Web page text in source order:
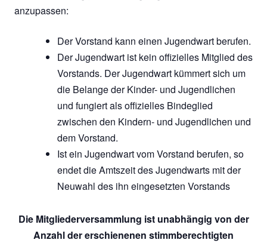
anzupassen:
Der Vorstand kann einen Jugendwart berufen.
Der Jugendwart ist kein offizielles Mitglied des
Vorstands. Der Jugendwart kümmert sich um
die Belange der Kinder- und Jugendlichen
und fungiert als offizielles Bindeglied
zwischen den Kindern- und Jugendlichen und
dem Vorstand.
Ist ein Jugendwart vom Vorstand berufen, so
endet die Amtszeit des Jugendwarts mit der
Neuwahl des ihn eingesetzten Vorstands
Die Mitgliederversammlung ist unabhängig von der
Anzahl der erschienenen stimmberechtigten